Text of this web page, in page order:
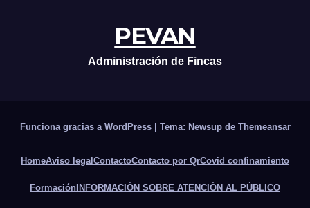
PEVAN
Administración de Fincas
Funciona gracias a WordPress Tema: Newsup de Themeansar
HomeAviso legal ContactoContacto por QrCovid confinamiento
FormaciónINFORMACIÓN SOBRE ATENCIÓN AL PÚBLICO